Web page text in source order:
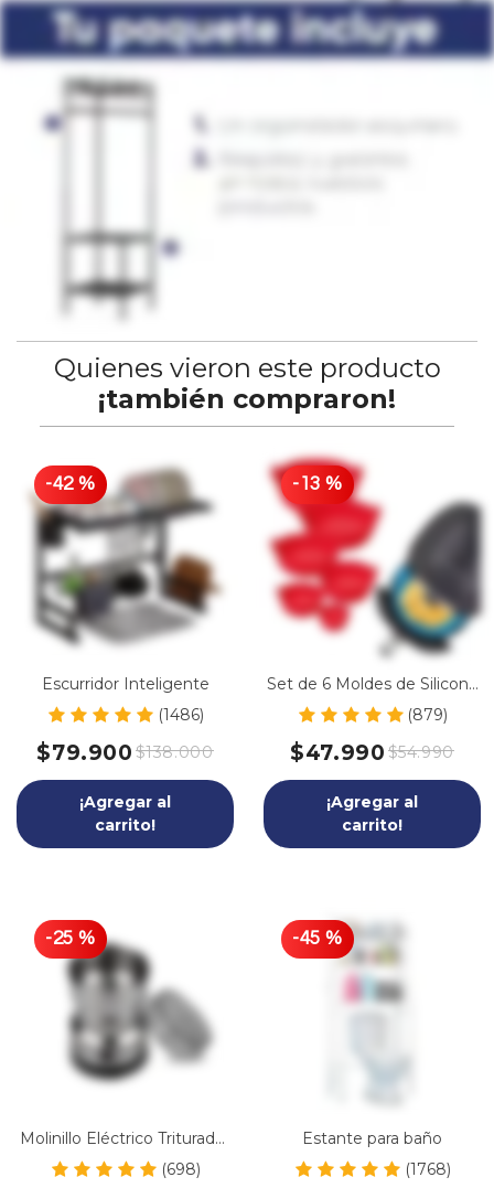
Quienes vieron este producto
¡también compraron!
-42%
Escurridor Inteligente
(1486)
$79.900 $138.000
¡Agregar al
carrito!
-13 %
Set de 6 Moldes de Silicona
para Freidoras de Aire
(879)
$47.990 $54.990
¡Agregar al
carrito!
-25 %
Molinillo Eléctrico Triturador
de Café (698)
-45 %
Estante para baño
(1768)